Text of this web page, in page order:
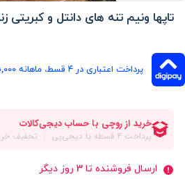
تاپها ونیم تنه های دانتل و کبریتی
پرداخت اعتباری در ۴ قسط، ماهانه 175,000 تومان
ارسال فروشنده تا 3 روز دیگر